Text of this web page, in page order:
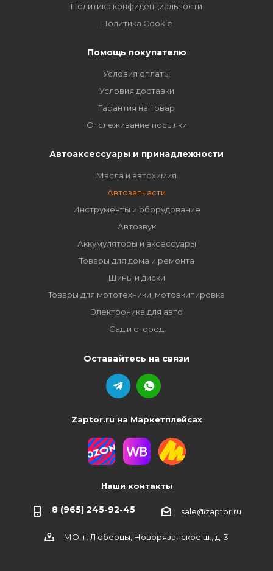
Политика конфиденциальности
Политика Cookie
Помощь покупателю
Условия оплаты
Условия доставки
Гарантия на товар
Отслеживание посылки
Автоаксессуары и принадлежности
Масла и автохимия
Автозапчасти
Инструменты и оборудование
Автозвук
Аккумуляторы и аксессуары
Товары для дома и ремонта
Шины и диски
Товары для мототехники, мотоэкипировка
Электроника для авто
Сад и огород
Оставайтесь на связи
Zaptor.ru на Маркетплейсах
Наши контакты
8 (965) 245-92-45 sale@zaptor.ru
МО, г. Люберцы, Новорязанское ш., д. 3